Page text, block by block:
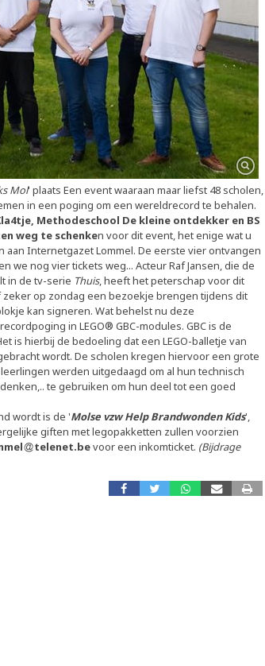
Mol' plaats Een event waaraan maar liefst 48 scholen,
in een poging om een wereldrecord te behalen.
Methodeschool De kleine ontdekker en BS
weg te schenken voor dit event, het enige wat u
Internetgazet Lommel. De eerste vier ontvangen
we nog vier tickets weg... Acteur Raf Jansen, die de
in de tv-serie Thuis, heeft het peterschap voor dit
zeker op zondag een bezoekje brengen tijdens dit
kan signeren. Wat behelst nu deze
in LEGO® GBC-modules. GBC is de
is hierbij de bedoeling dat een LEGO-balletje van
wordt. De scholen kregen hiervoor een grote
werden uitgedaagd om al hun technisch
te gebruiken om hun deel tot een goed
wordt is de 'Molse vzw Help Brandwonden Kids',
giften met legopakketten zullen voorzien
telenet.bevoor een inkomticket. (Bijdrage